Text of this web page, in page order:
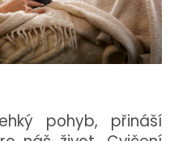
pohyb, přináší